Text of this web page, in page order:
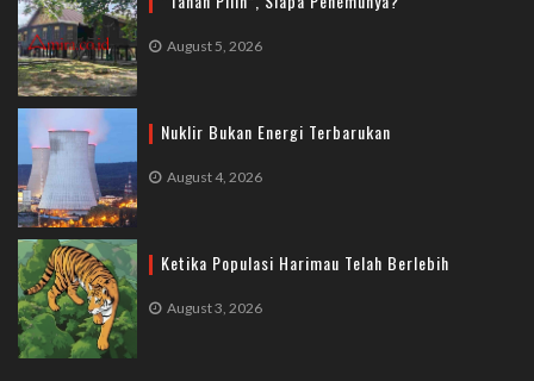
August 5, 2026
Nuklir Bukan Energi Terbarukan
August 4, 2026
Ketika Populasi Harimau Telah Berlebih
August 3, 2026